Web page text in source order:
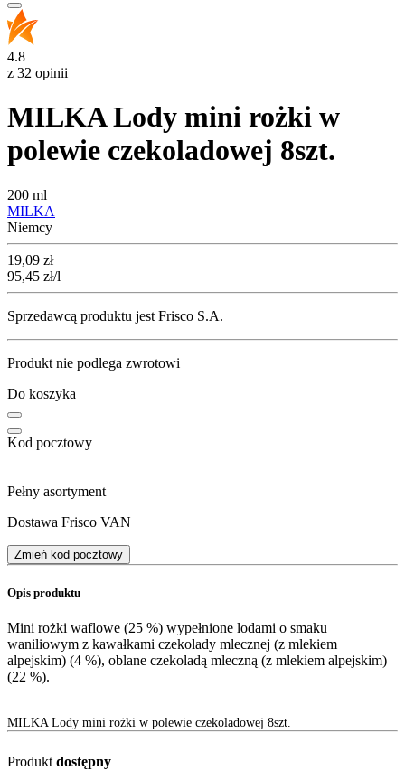
4.8
z 32 opinii
MILKA Lody mini rożki w
polewie czekoladowej 8szt.
200 ml
MILKA
Niemcy
Cena
19,09 zł
95,45 zł/l
Sprzedawcą produktu jest Frisco S.A.
Produkt nie podlega zwrotowi
Do koszyka
Kod pocztowy
Pełny asortyment
Dostawa Frisco VAN
Zmień kod pocztowy
Opis produktu
Mini rożki waflowe (25 %) wypełnione lodami o smaku
waniliowym z kawałkami czekolady mlecznej (z mlekiem
alpejskim) (4 %), oblane czekoladą mleczną (z mlekiem alpejskim)
(22 %).
MILKA Lody mini rożki w polewie czekoladowej 8szt.
Produkt dostępny